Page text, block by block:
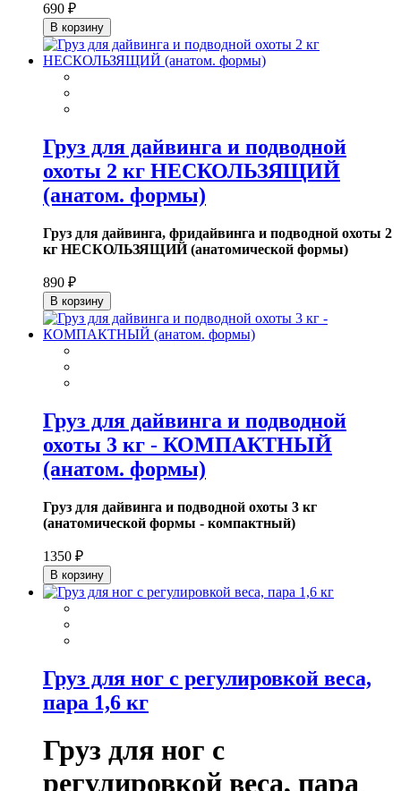
690 ₽
В корзину
Груз для дайвинга и подводной
охоты 2 кг НЕСКОЛЬЗЯЩИЙ
(анатом. формы)
Груз для дайвинга, фридайвинга и подводной охоты 2
кг НЕСКОЛЬЗЯЩИЙ (анатомической формы)
890 ₽
В корзину
Груз для дайвинга и подводной
охоты 3 кг - КОМПАКТНЫЙ
(анатом. формы)
Груз для дайвинга и подводной охоты 3 кг
(анатомической формы - компактный)
1350 ₽
В корзину
Груз для ног с регулировкой веса,
пара 1,6 кг
Груз для ног с
регулировкой веса, пара